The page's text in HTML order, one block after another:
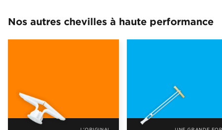
Nos autres chevilles à haute performance